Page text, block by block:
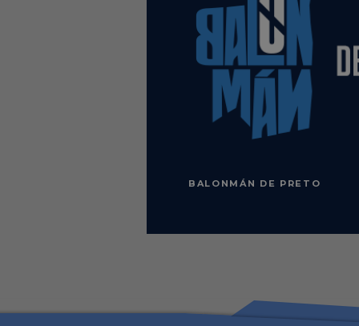
BALONMÁN DE PRETO